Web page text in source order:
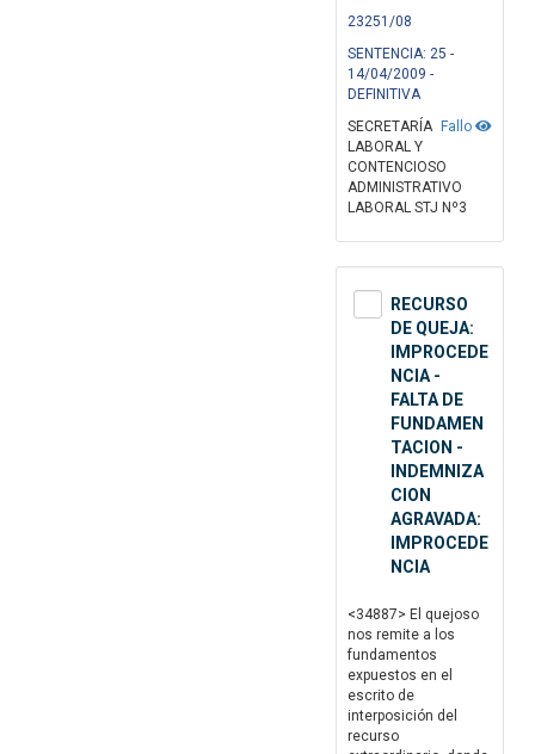
23251/08
SENTENCIA: 25 -
14/04/2009 -
DEFINITIVA
Fallo
SECRETARÍA
LABORAL Y
CONTENCIOSO
ADMINISTRATIVO
LABORAL STJ Nº3
RECURSO
DE QUEJA:
IMPROCEDE
NCIA -
FALTA DE
FUNDAMEN
TACION -
INDEMNIZA
CION
AGRAVADA:
IMPROCEDE
NCIA
<34887> El quejoso
nos remite a los
fundamentos
expuestos en el
escrito de
interposición del
recurso